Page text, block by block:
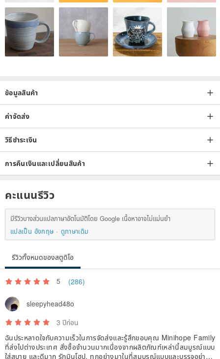
ข้อมูลสินค้า
ค่าจัดส่ง
วิธีชำระเงิน
การคืนเงินและเปลี่ยนสินค้า
คะแนนรีวิว
มีรีวิวบางส่วนแปลภาษาอัตโนมัติโดย Google เนื้อหาอาจไม่แม่นยำ
แปลเป็น อังกฤษ
ดูภาษาเดิม
รีวิวทั้งหมดของสตูดิโอ
5 (286)
sleepyhead48o
3 ปีก่อน
ฉันประหลาดใจกับความเร็วในการจัดส่งและรู้สึกขอบคุณ Minihope Family
ที่ส่งไปต่างประเทศ สั่งซื้อจำนวนมากเนื่องจากผลิตภัณฑ์เหล่านี้สมบูรณ์แบบ
ใส่สบาย และดีมาก รักมินโฮป. ทุกอย่างมาในที่สมบูรณ์แบบและบรรจุอย่างดี